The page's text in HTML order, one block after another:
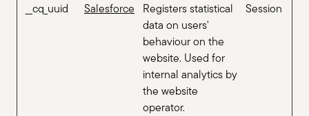
__cq_uuid Salesforce
Registers statistical
data on users'
behaviour on the
website. Used for
internal analytics by
the website
operator.
Session